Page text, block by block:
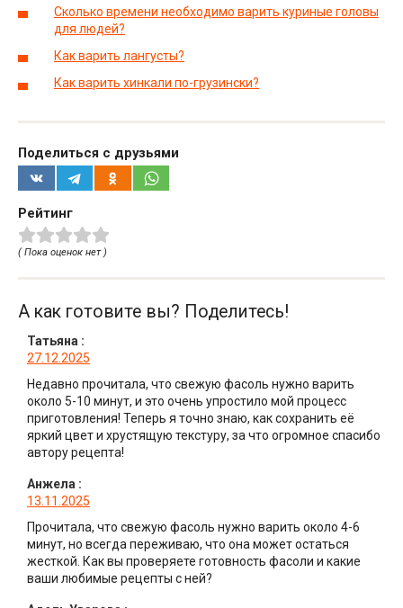
Сколько времени необходимо варить куриные головы
для людей?
Как варить лангусты?
Как варить хинкали по-грузински?
Поделиться с друзьями
Рейтинг
( Пока оценок нет )
А как готовите вы? Поделитесь!
Татьяна :
27.12.2025
Недавно прочитала, что свежую фасоль нужно варить
около 5-10 минут, и это очень упростило мой процесс
приготовления! Теперь я точно знаю, как сохранить её
яркий цвет и хрустящую текстуру, за что огромное спасибо
автору рецепта!
Анжела :
13.11.2025
Прочитала, что свежую фасоль нужно варить около 4-6
минут, но всегда переживаю, что она может остаться
жесткой. Как вы проверяете готовность фасоли и какие
ваши любимые рецепты с ней?